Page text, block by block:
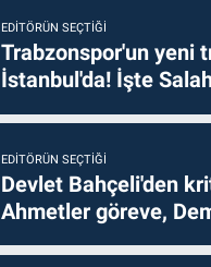
EDITÖRÜN SEÇTIĞI
Trabzonspor'un yeni
İstanbul'da! İşte
EDITÖRÜN SEÇTIĞI
Devlet Bahçeli'den
Ahmetler göreve,